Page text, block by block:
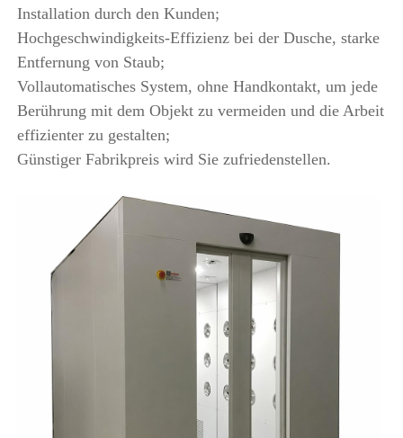
Installation durch den Kunden;
Hochgeschwindigkeits-Effizienz bei der Dusche, starke
Entfernung von Staub;
Vollautomatisches System, ohne Handkontakt, um jede
Berührung mit dem Objekt zu vermeiden und die Arbeit
effizienter zu gestalten;
Günstiger Fabrikpreis wird Sie zufriedenstellen.